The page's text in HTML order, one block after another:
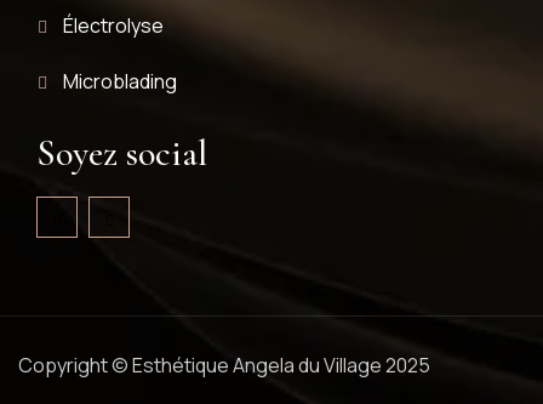
Électrolyse
Microblading
Soyez social
Copyright © Esthétique Angela du Village 2025